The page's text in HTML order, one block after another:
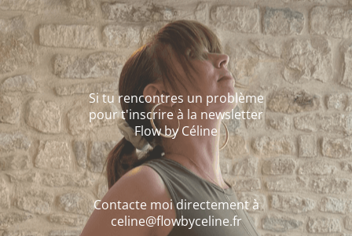
Si tu rencontres un problème
pour t'inscrire à la newsletter
Flow by Céline
Contacte moi directement à
celine@flowbyceline.fr